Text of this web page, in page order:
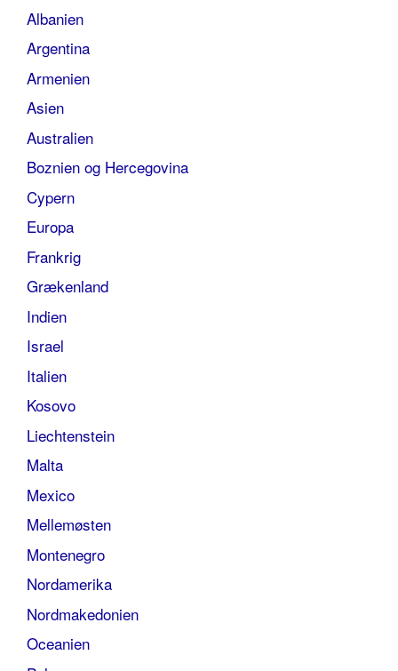
Albanien
Argentina
Armenien
Asien
Australien
Boznien og Hercegovina
Cypern
Europa
Frankrig
Grækenland
Indien
Israel
Italien
Kosovo
Liechtenstein
Malta
Mexico
Mellemøsten
Montenegro
Nordamerika
Nordmakedonien
Oceanien